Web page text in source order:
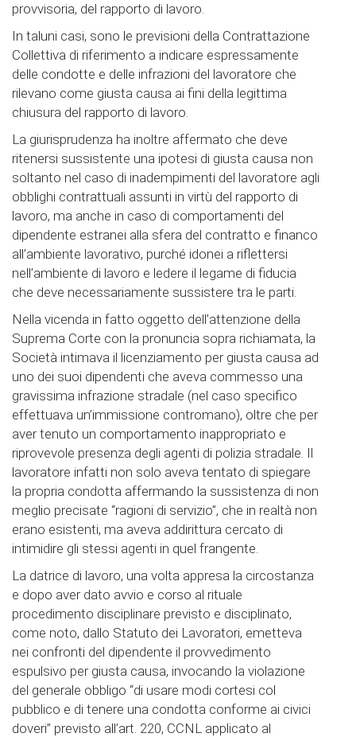
provvisoria, del rapporto di lavoro.
In taluni casi, sono le previsioni della Contrattazione
Collettiva di riferimento a indicare espressamente
delle condotte e delle infrazioni del lavoratore che
rilevano come giusta causa ai fini della legittima
chiusura del rapporto di lavoro.
La giurisprudenza ha inoltre affermato che deve
ritenersi sussistente una ipotesi di giusta causa non
soltanto nel caso di inadempimenti del lavoratore agli
obblighi contrattuali assunti in virtù del rapporto di
lavoro, ma anche in caso di comportamenti del
dipendente estranei alla sfera del contratto e financo
all’ambiente lavorativo, purché idonei a riflettersi
nell’ambiente di lavoro e ledere il legame di fiducia
che deve necessariamente sussistere tra le parti.
Nella vicenda in fatto oggetto dell’attenzione della
Suprema Corte con la pronuncia sopra richiamata, la
Società intimava il licenziamento per giusta causa ad
uno dei suoi dipendenti che aveva commesso una
gravissima infrazione stradale (nel caso specifico
effettuava un’immissione contromano), oltre che per
aver tenuto un comportamento inappropriato e
riprovevole presenza degli agenti di polizia stradale. Il
lavoratore infatti non solo aveva tentato di spiegare
la propria condotta affermando la sussistenza di non
meglio precisate “ragioni di servizio”, che in realtà non
erano esistenti, ma aveva addirittura cercato di
intimidire gli stessi agenti in quel frangente.
La datrice di lavoro, una volta appresa la circostanza
e dopo aver dato avvio e corso al rituale
procedimento disciplinare previsto e disciplinato,
come noto, dallo Statuto dei Lavoratori, emetteva
nei confronti del dipendente il provvedimento
espulsivo per giusta causa, invocando la violazione
del generale obbligo “di usare modi cortesi col
pubblico e di tenere una condotta conforme ai civici
doveri” previsto all’art. 220, CCNL applicato al